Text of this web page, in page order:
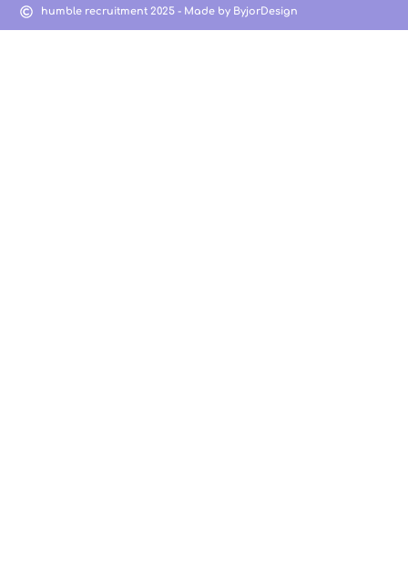
humble recruitment 2025 - Made by ByjorDesign